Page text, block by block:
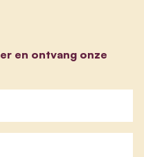
en ontvang onze